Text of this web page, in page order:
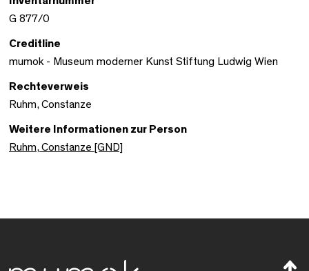
G 877/0
Creditline
mumok - Museum moderner Kunst Stiftung Ludwig Wien
Rechteverweis
Ruhm, Constanze
Weitere Informationen zur Person
Ruhm, Constanze [GND]